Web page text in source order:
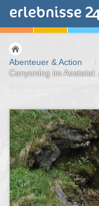
Abenteuer & Action
/
Canyoning im